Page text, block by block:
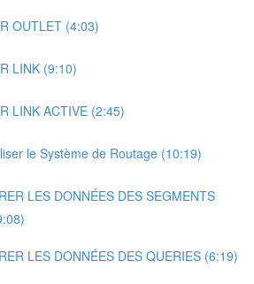
OUTLET (4:03)
LINK (9:10)
LINK ACTIVE (2:45)
le Système de Routage (10:19)
LES DONNÉES DES SEGMENTS
LES DONNÉES DES QUERIES (6:19)